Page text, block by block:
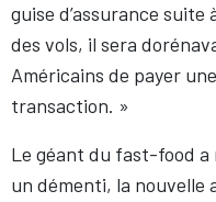
guise d’assurance
des vols, il sera
Américains de payer
transaction. »
Le géant du fast-food
un démenti, la nouvelle